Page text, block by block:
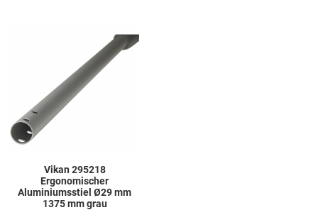
Vikan 295218
Ergonomischer
Aluminiumsstiel Ø29 mm
1375 mm grau